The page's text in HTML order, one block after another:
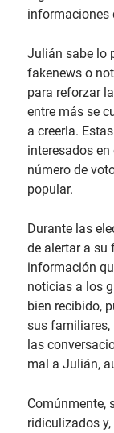
informaciones
Julián sabe lo
fakenews o
para reforzar
entre más se
a creerla.
interesados
número de
popular.
Durante las
de alertar a su
información
noticias a los
bien recibido,
sus familiares,
las
mal a Julián,
Comúnmente,
ridiculizados